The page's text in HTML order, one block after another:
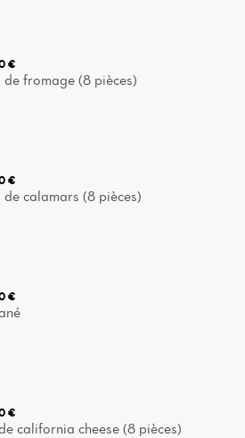
€
de fromage (8 pièces)
€
de calamars (8 pièces)
€
€
california cheese (8 pièces)